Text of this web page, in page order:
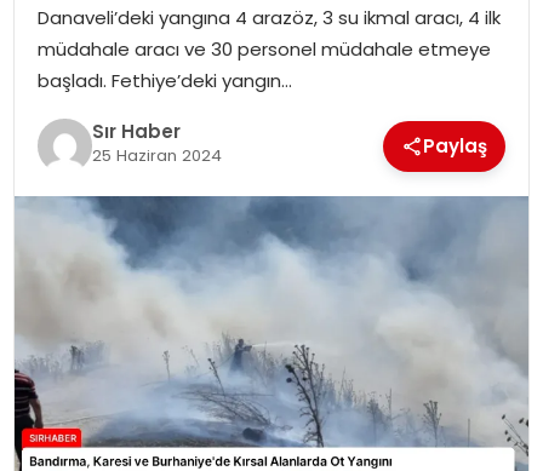
Danaveli’deki yangına 4 arazöz, 3 su ikmal aracı, 4 ilk
müdahale aracı ve 30 personel müdahale etmeye
başladı. Fethiye’deki yangın…
Sır Haber
25 Haziran 2024 Paylaş